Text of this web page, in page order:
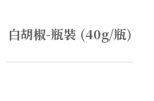
白胡椒-瓶裝 (40g/瓶)